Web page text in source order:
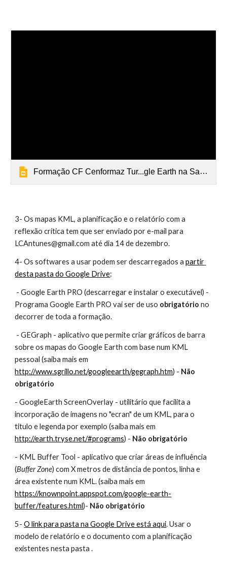
Formação CF Cenformaz Tur...gle Earth na Sala de Aula
3- Os mapas KML, a planificação e o relatório com a
reflexão crítica tem que ser enviado por e-mail para
LCAntunes@gmail.com até dia 14 de dezembro.
4- Os softwares a usar podem ser descarregados a partir
desta pasta do Google Drive:
Programa Google Earth PRO vai ser de uso obrigatório no
decorrer de toda a formação.
sobre os mapas do Google Earth com base num KML
http://www.sgrillo.net/googleearth/gegraph.htm) - Não
obrigatório
- GoogleEarth ScreenOverlay - utilitário que facilita a
incorporação de imagens no "ecran" de um KML, para o
http://earth.tryse.net/#programs) - Não obrigatório
- KML Buffer Tool - aplicativo que criar áreas de influência
(Buffer Zone) com X metros de distância de pontos, linha e
https://knownpoint.appspot.com/google-earth-
buffer/features.html)- Não obrigatório
5- O link para pasta na Google Drive está aqui. Usar o
modelo de relatório e o documento com a planificação
existentes nesta pasta .